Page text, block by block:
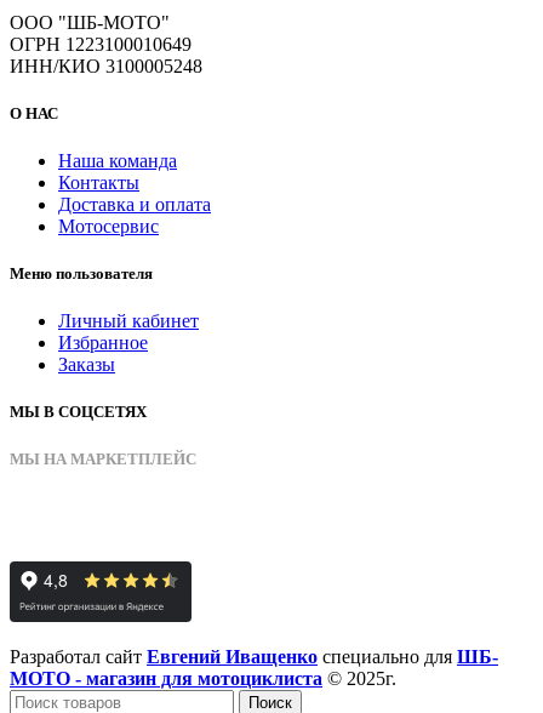
ООО "ШБ-МОТО"
ОГРН 1223100010649
ИНН/КИО 3100005248
О НАС
Наша команда
Контакты
Доставка и оплата
Мотосервис
Меню пользователя
Личный кабинет
Избранное
Заказы
МЫ В СОЦСЕТЯХ
МЫ НА МАРКЕТПЛЕЙС
Разработал сайт Евгений Иващенко специально для ШБ-
МОТО - магазин для мотоциклиста © 2025г.
Поиск